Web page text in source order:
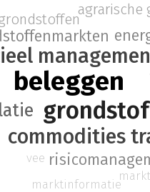
beleggen
commodities
agrarische
vee
marktinformatie